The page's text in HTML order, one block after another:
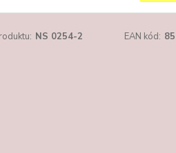
NS 0254-2 EAN kód: